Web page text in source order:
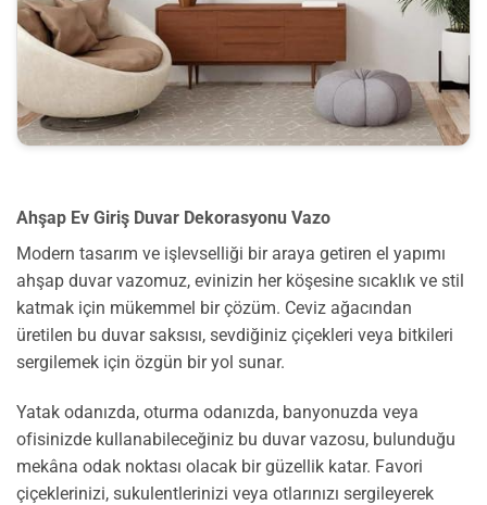
Ahşap Ev Giriş Duvar Dekorasyonu Vazo
Modern tasarım ve işlevselliği bir araya getiren el yapımı
ahşap duvar vazomuz, evinizin her köşesine sıcaklık ve stil
katmak için mükemmel bir çözüm. Ceviz ağacından
üretilen bu duvar saksısı, sevdiğiniz çiçekleri veya bitkileri
sergilemek için özgün bir yol sunar.
Yatak odanızda, oturma odanızda, banyonuzda veya
ofisinizde kullanabileceğiniz bu duvar vazosu, bulunduğu
mekâna odak noktası olacak bir güzellik katar. Favori
çiçeklerinizi, sukulentlerinizi veya otlarınızı sergileyerek